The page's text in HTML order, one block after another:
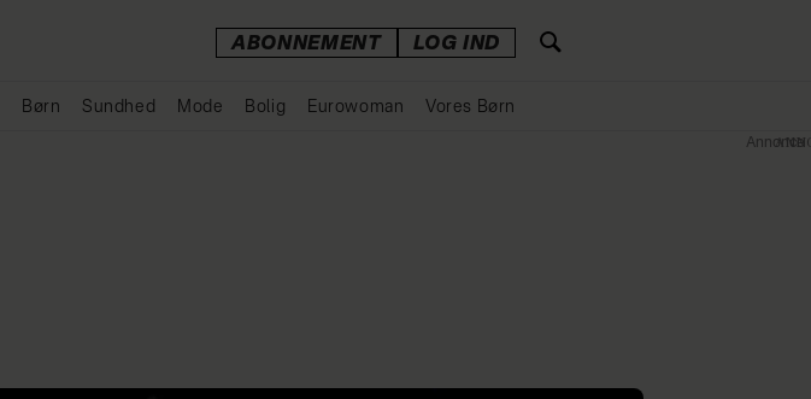
ABONNEMENT LOG IND
Børn Sundhed Mode Bolig Eurowoman Vores Børn
Annonce